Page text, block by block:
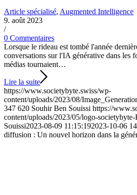
Article spécialisé, Augmented Intelligence
9. août 2023
/
0 Commentaires
Lorsque le rideau est tombé l'année
conversations sur l'IA générative dans les
médias tournaient…
Lire la suite
https://www.societybyte.swiss/wp-
content/uploads/2023/08/
347 620 Souhir Ben Souissi https://
content/uploads/2023/05/logo-
Souissi2023-08-09 11:15:192023-10-06
diffusion : Un nouvel horizon dans la